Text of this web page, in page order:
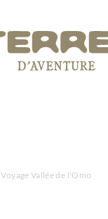
Voyage Vallée de l'Omo